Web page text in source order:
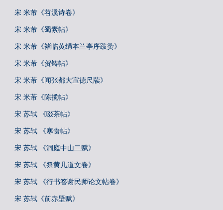
宋 米芾《苕溪诗卷》
宋 米芾《蜀素帖》
宋 米芾《褚临黄绢本兰亭序跋赞》
宋 米芾《贺铸帖》
宋 米芾《闻张都大宣德尺牍》
宋 米芾《陈揽帖》
宋 苏轼 《啜茶帖》
宋 苏轼 《寒食帖》
宋 苏轼 《洞庭中山二赋》
宋 苏轼 《祭黄几道文卷》
宋 苏轼 《行书答谢民师论文帖卷》
宋 苏轼《前赤壁赋》